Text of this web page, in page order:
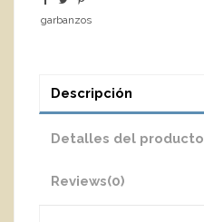
garbanzos
Descripción
Detalles del producto
Reviews(0)